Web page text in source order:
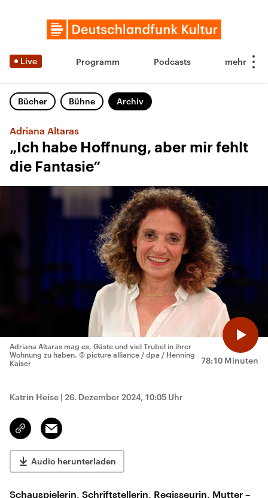
Live Programm Podcasts
Bücher Bühne Archiv
Adriana Altaras
„Ich habe Hoffnung, aber mir fehlt
die Fantasie“
78:10 Minuten
Adriana Altaras mag es, Gäste und viel Trubel in ihrer
Wohnung zu haben. © picture alliance / dpa / Henning
Kaiser
Katrin Heise | 26. Dezember 2024, 10:05 Uhr
Link
kopieren/teilen
Email
Audio herunterladen
Schauspielerin, Schriftstellerin, Regisseurin, Mutter –